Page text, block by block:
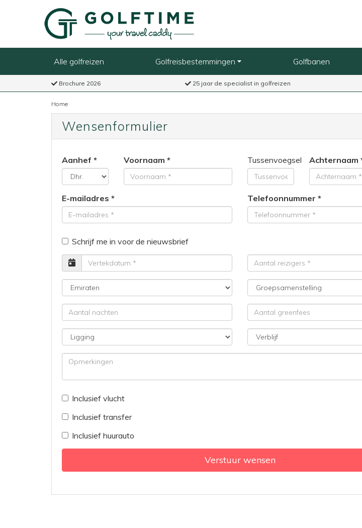
Alle golfreizen Golfreisbestemmingen Golfbanen
Brochure 2026 25 jaar de specialist in golfreizen
Home
Wensenformulier
Aanhef Voornaam Tussenvoegsel Achternaam
E-mailadres Telefoonnummer
Schrijf me in voor de nieuwsbrief
Vertrekdatum
Aantal
reizigers
Bestemming
Groepsamenstelling
Aantal
nachten
Aantal
greenfees
Ligging
Verblijf
Opmerkingen
Inclusief vlucht
Inclusief transfer
Inclusief huurauto
Verstuur wensen